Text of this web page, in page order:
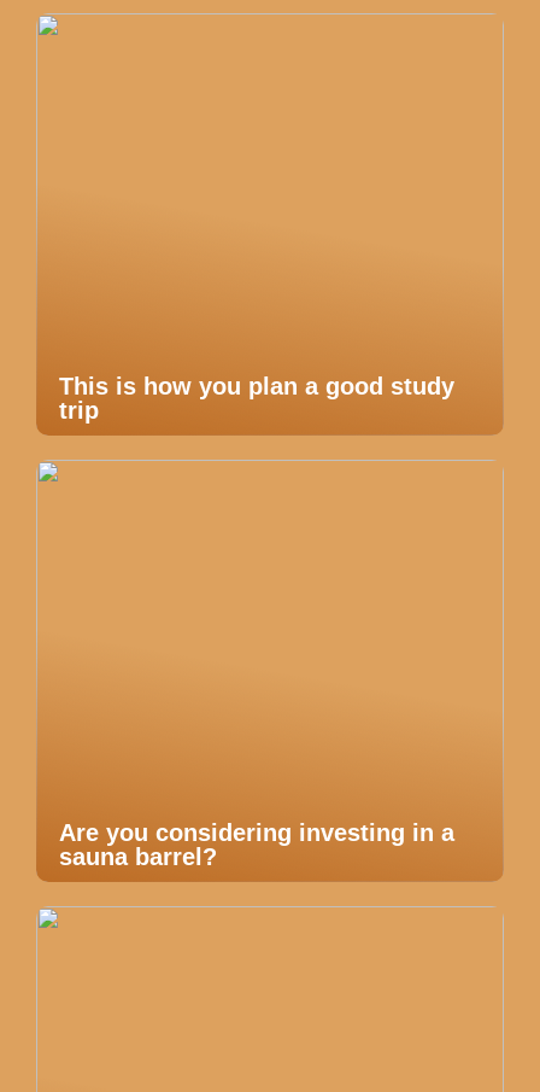
This is how you plan a good study
trip
Are you considering investing in a
sauna barrel?